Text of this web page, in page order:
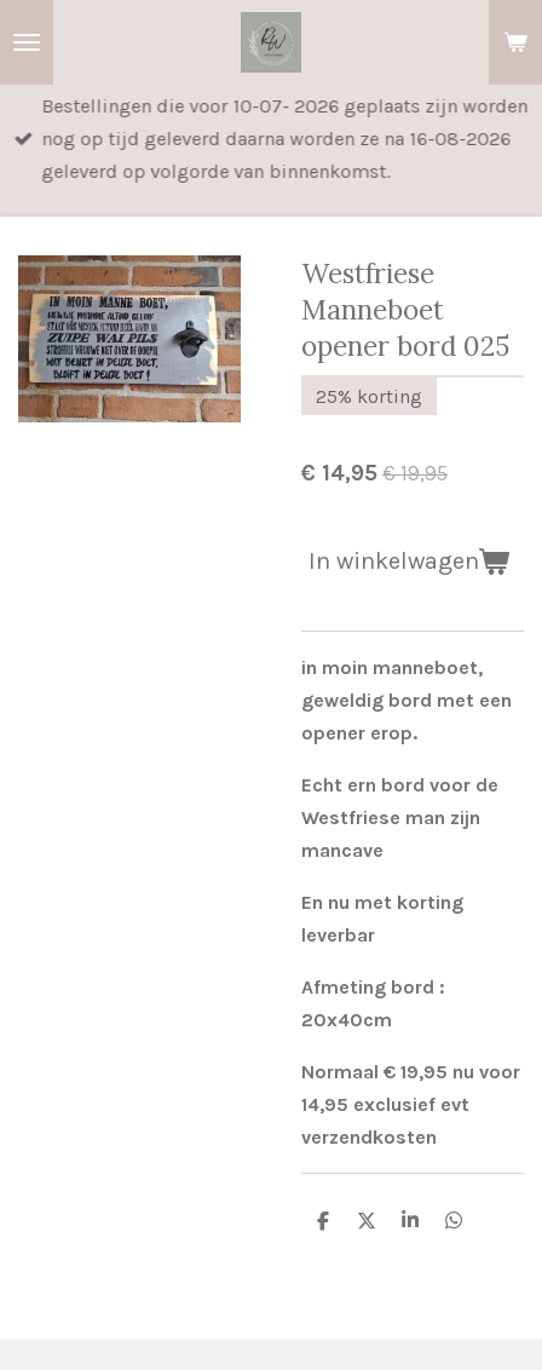
Bestellingen die voor 10-07- 2026 geplaats zijn worden
nog op tijd geleverd daarna worden ze na 16-08-2026
geleverd op volgorde van binnenkomst.
Westfriese
Manneboet
opener bord 025
25% korting
€ 14,95 € 19,95
In winkelwagen
in moin manneboet,
geweldig bord met een
opener erop.
Echt ern bord voor de
Westfriese man zijn
mancave
En nu met korting
leverbar
Afmeting bord :
20x40cm
Normaal € 19,95 nu voor
14,95 exclusief evt
verzendkosten
D
D
S
D